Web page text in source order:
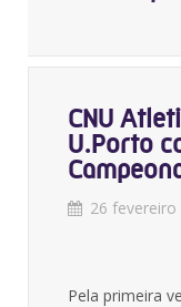
CNU
U.Porto
26 fevereiro
Pela primeira